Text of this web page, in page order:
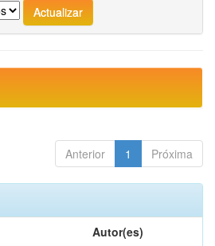
Anterior 1 Próxima
Autor(es)